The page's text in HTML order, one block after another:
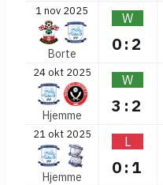
1 nov 2025
Borte
W
0:2
24 okt 2025
Hjemme
W
3:2
21 okt 2025
Hjemme
L
0:1